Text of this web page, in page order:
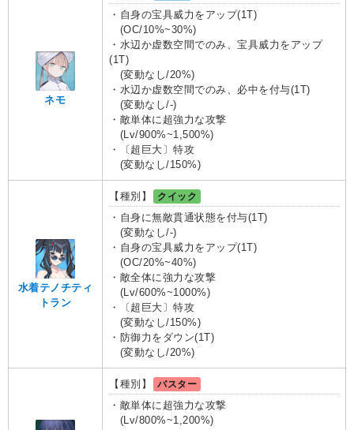
ネモ
・自身の宝具威力をアップ(1T)
(OC/10%~30%)
・水辺か虚数空間でのみ、宝具威力をアップ
(1T)
(変動なし/20%)
・水辺か虚数空間でのみ、必中を付与(1T)
(変動なし/-)
・敵単体に超強力な攻撃
(Lv/900%~1,500%)
・〔超巨大〕特攻
(変動なし/150%)
水着テノチティ
トラン
【種別】
クイック
・自身に無敵貫通状態を付与(1T)
(変動なし/-)
・自身の宝具威力をアップ(1T)
(OC/20%~40%)
・敵全体に強力な攻撃
(Lv/600%~1000%)
・〔超巨大〕特攻
(変動なし/150%)
・防御力をダウン(1T)
(変動なし/20%)
【種別】
バスター
・敵単体に超強力な攻撃
(Lv/800%~1,200%)